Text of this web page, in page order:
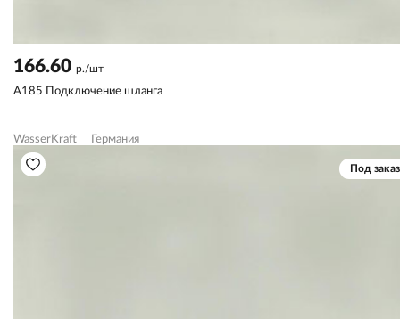
166.60 р./шт
A185 Подключение шланга
WasserKraft Германия
Под заказ